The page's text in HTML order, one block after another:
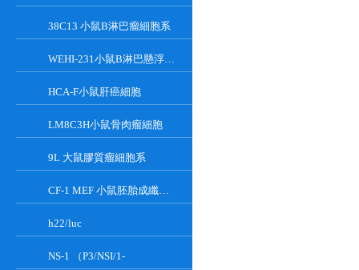
38C13 小鼠B淋巴瘤細胞系
WEHI-231小鼠B淋巴懸浮細胞系
HCA-F小鼠肝癌細胞
LM8C3H小鼠骨肉瘤細胞
9L 大鼠膠質瘤細胞系
CF-1 MEF 小鼠胚胎成纖維細胞系
h22/luc
NS-1 （P3/NSI/1-